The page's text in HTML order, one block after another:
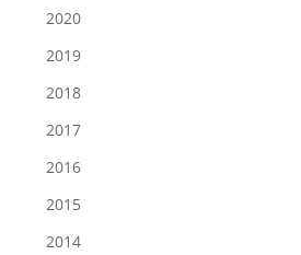
2020
2019
2018
2017
2016
2015
2014